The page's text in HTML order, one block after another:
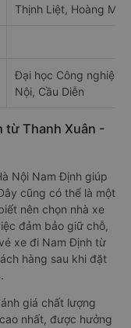
Thịnh Liệt, Hoàng Mai
Đại học Công nghiệp
Nội, Cầu Diễn
từ Thanh Xuân -
Nội Nam Định giúp
cũng có thể là một
nên chọn nhà xe
đảm bảo giữ chỗ,
xe đi Nam Định từ
hàng sau khi đặt
giá chất lượng
nhất, được hưởng